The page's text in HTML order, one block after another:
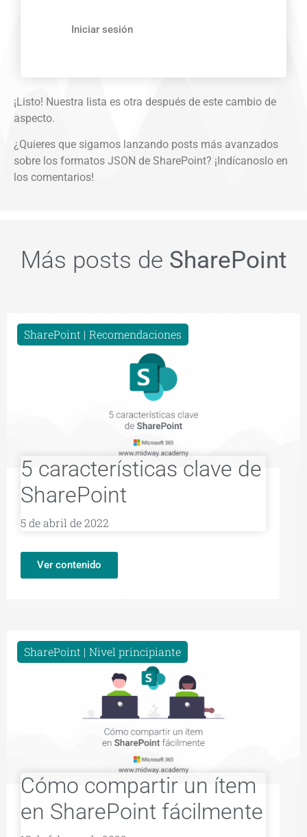
Iniciar sesión
¡Listo! Nuestra lista es otra después de este cambio de
aspecto.
¿Quieres que sigamos lanzando posts más avanzados
sobre los formatos JSON de SharePoint? ¡Indícanoslo en
los comentarios!
Más posts de SharePoint
SharePoint Recomendaciones
5 características clave de
SharePoint
5 de abril de 2022
Ver contenido
SharePoint Nivel principiante
Cómo compartir un ítem
en SharePoint fácilmente